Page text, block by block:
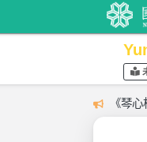
《琴